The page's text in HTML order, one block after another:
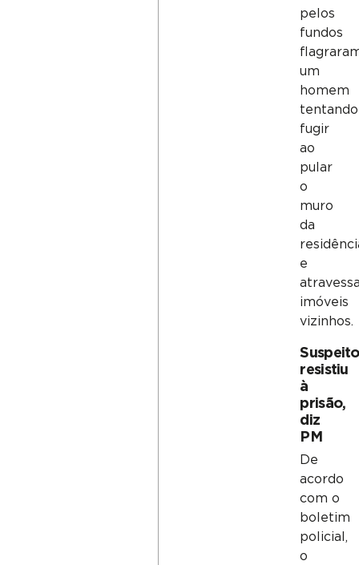
pelos
fundos
um
homem
tentando
fugir
ao
pular
o
muro
da
e
imóveis
vizinhos.
Suspeito
resistiu
à
prisão,
diz
PM
De
acordo
com o
boletim
policial,
o